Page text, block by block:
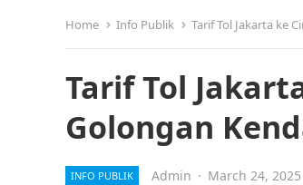
Home Info Publik Tarif Tol Jakarta ke
Tarif Tol
Golongan
INFO PUBLIK Admin · March 24, 2025